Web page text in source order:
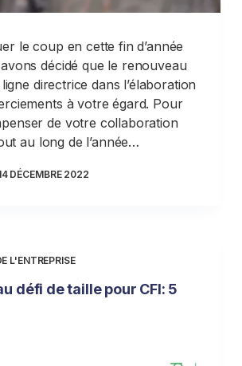
le coup en cette fin d’année
décidé que le renouveau
directrice dans l’élaboration
à votre égard. Pour
de votre collaboration
au long de l’année…
DÉCEMBRE 2022
L'ENTREPRISE
défi de taille pour CFI: 5